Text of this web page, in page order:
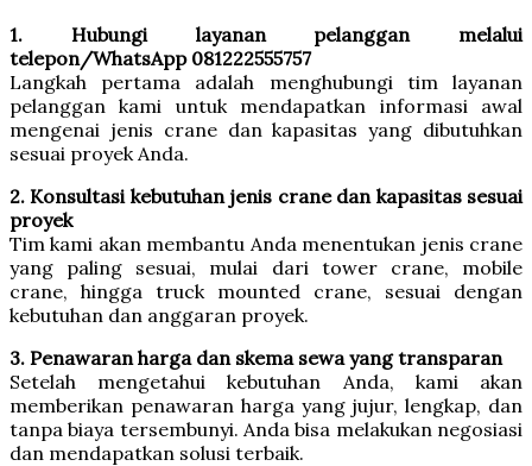
1. Hubungi layanan pelanggan melalui
telepon/WhatsApp 081222555757
Langkah pertama adalah menghubungi tim layanan
pelanggan kami untuk mendapatkan informasi awal
mengenai jenis crane dan kapasitas yang dibutuhkan
sesuai proyek Anda.
2. Konsultasi kebutuhan jenis crane dan kapasitas sesuai
proyek
Tim kami akan membantu Anda menentukan jenis crane
yang paling sesuai, mulai dari tower crane, mobile
crane, hingga truck mounted crane, sesuai dengan
kebutuhan dan anggaran proyek.
3. Penawaran harga dan skema sewa yang transparan
Setelah mengetahui kebutuhan Anda, kami akan
memberikan penawaran harga yang jujur, lengkap, dan
tanpa biaya tersembunyi. Anda bisa melakukan negosiasi
dan mendapatkan solusi terbaik.